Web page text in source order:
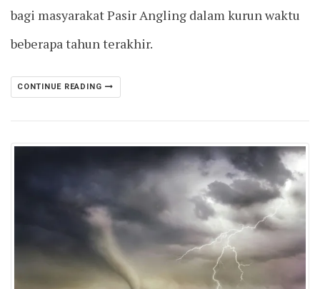
bagi masyarakat Pasir Angling dalam kurun waktu
beberapa tahun terakhir.
CONTINUE READING